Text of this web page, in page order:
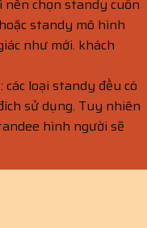
chọn standy cuốn
standy mô hình
như mới. khách
loại standy đều có
sử dụng. Tuy nhiên
hình người sẽ